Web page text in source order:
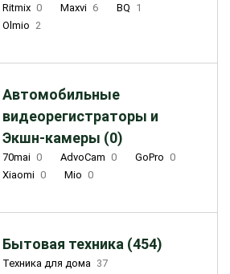
Ritmix 0 Maxvi 6 BQ 1
Olmio 2
Автомобильные
видеорегистраторы и
Экшн-камеры (0)
70mai 0 AdvoCam 0 GoPro 0
Xiaomi 0 Mio 0
Бытовая техника (454)
Техника для дома 37